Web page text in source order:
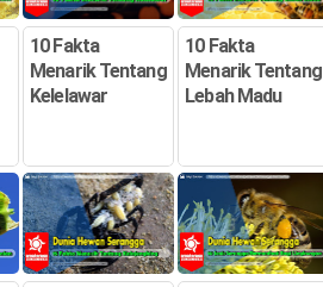
10 Fakta
Menarik Tentang
Kelelawar
10 Fakta
Menarik Tentang
Lebah Madu